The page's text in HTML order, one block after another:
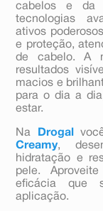
cabelos e da
tecnologias
ativos
e proteção,
de cabelo. A
resultados
macios e
para o dia a
estar.
Na Drogal
Creamy,
hidratação e
pele.
eficácia que
aplicação.